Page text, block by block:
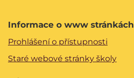
Informace o www stránkách
Prohlášení o přístupnosti
Staré webové stránky školy